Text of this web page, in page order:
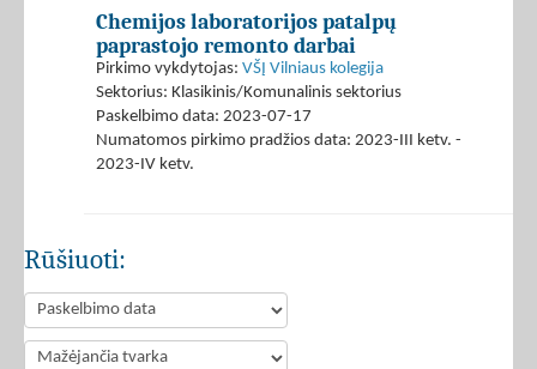
Chemijos laboratorijos patalpų
paprastojo remonto darbai
Pirkimo vykdytojas: VŠĮ Vilniaus kolegija
Sektorius: Klasikinis/Komunalinis sektorius
Paskelbimo data: 2023-07-17
Numatomos pirkimo pradžios data: 2023-III ketv. -
2023-IV ketv.
Rūšiuoti: